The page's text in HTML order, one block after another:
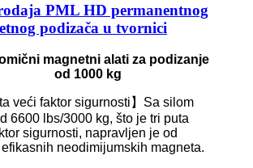
PML HD permanentnog
podizača u tvornici
magnetni alati za podizanje
od 1000 kg
veći faktor sigurnosti】Sa silom
6600 lbs/3000 kg, što je tri puta
sigurnosti, napravljen je od
neodimijumskih magneta.